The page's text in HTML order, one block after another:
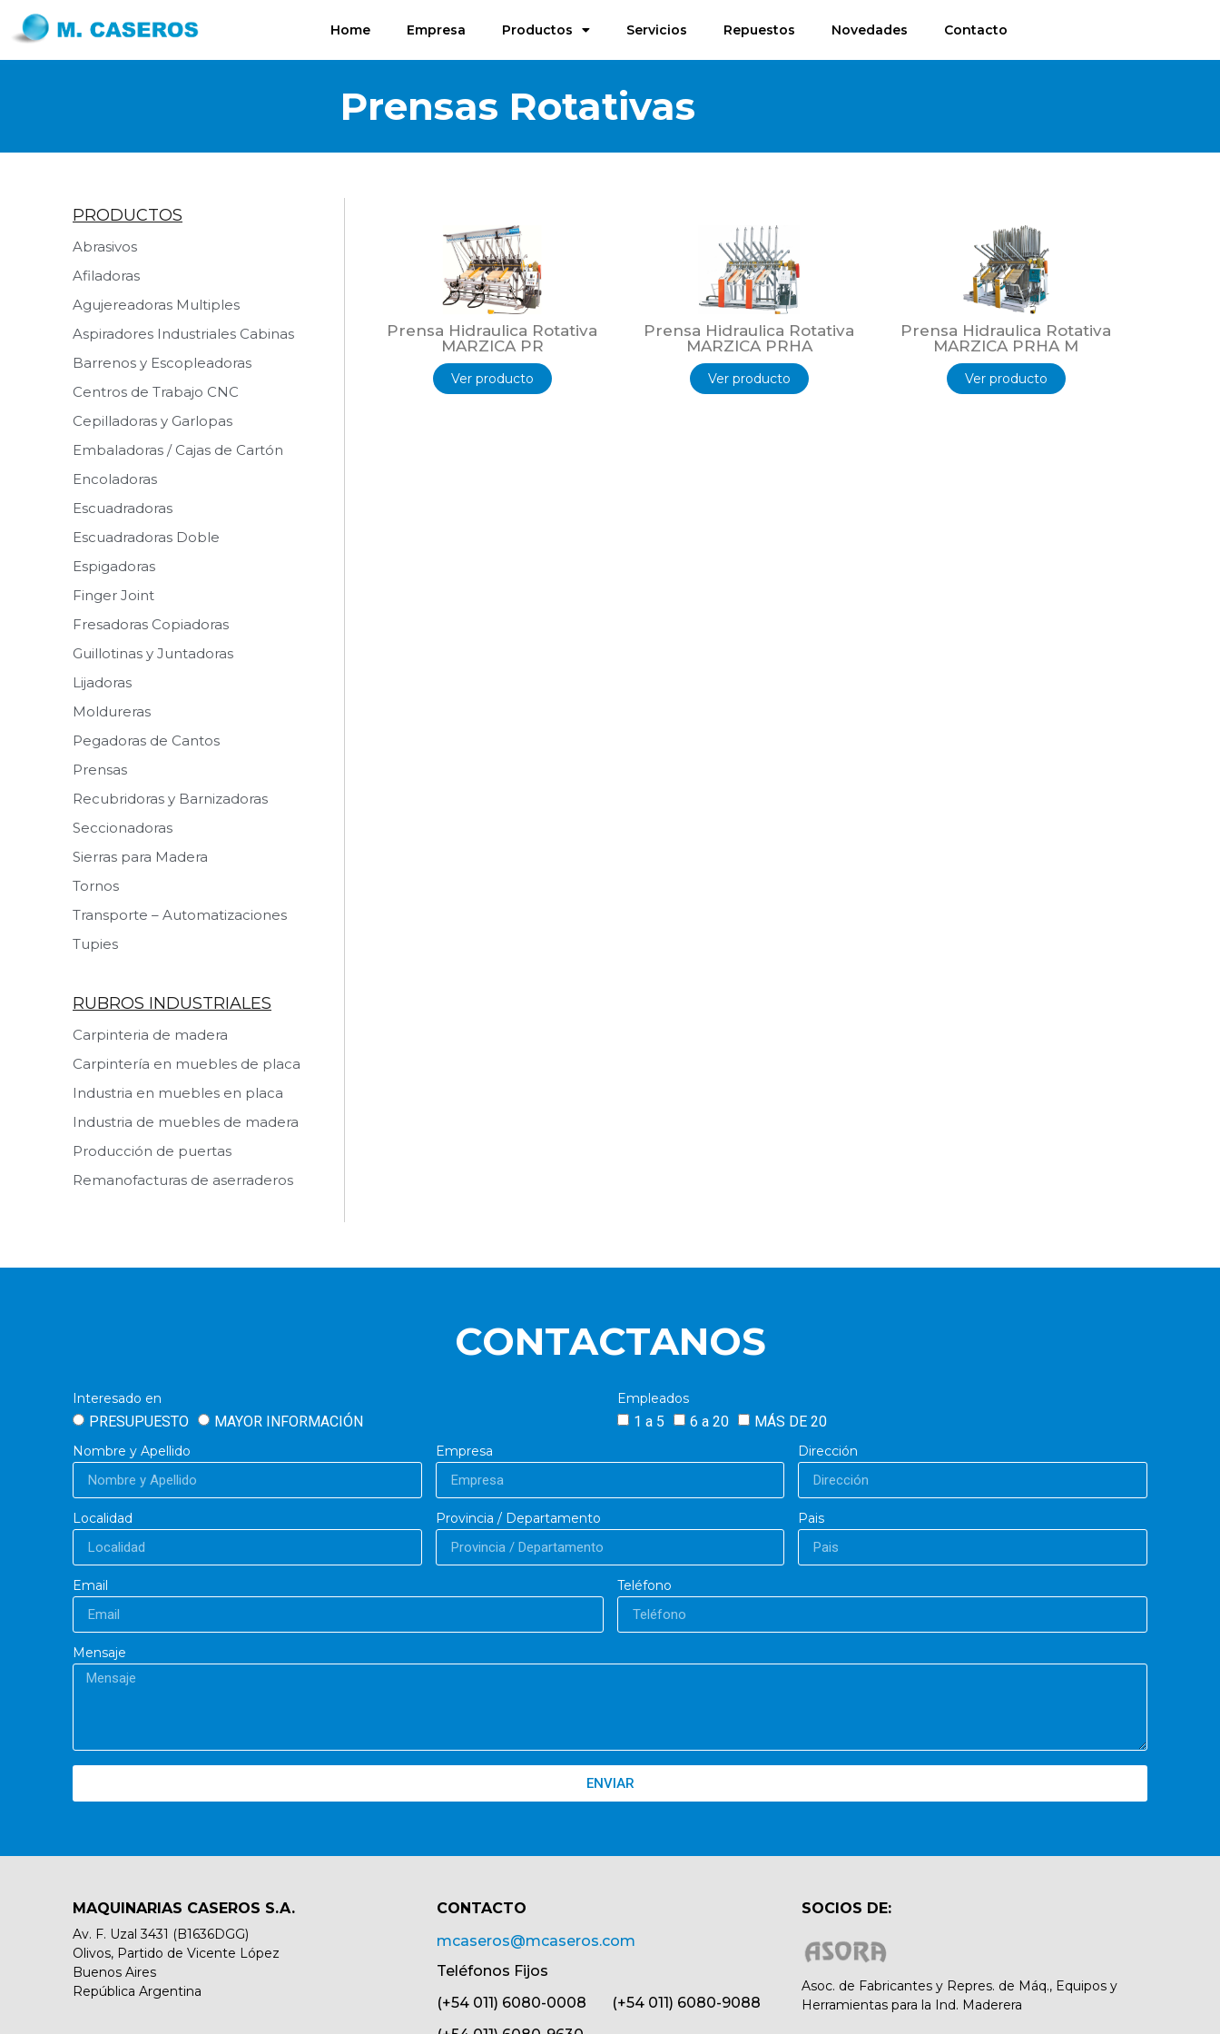
Home Empresa Productos Servicios Repuestos Novedades Contacto
Prensas Rotativas
PRODUCTOS
Abrasivos
Afiladoras
Agujereadoras Multiples
Aspiradores Industriales Cabinas
Barrenos y Escopleadoras
Centros de Trabajo CNC
Cepilladoras y Garlopas
Embaladoras / Cajas de Cartón
Encoladoras
Escuadradoras
Escuadradoras Doble
Espigadoras
Finger Joint
Fresadoras Copiadoras
Guillotinas y Juntadoras
Lijadoras
Moldureras
Pegadoras de Cantos
Prensas
Recubridoras y Barnizadoras
Seccionadoras
Sierras para Madera
Tornos
Transporte – Automatizaciones
Tupies
RUBROS INDUSTRIALES
Carpinteria de madera
Carpintería en muebles de placa
Industria en muebles en placa
Industria de muebles de madera
Producción de puertas
Remanofacturas de aserraderos
Prensa Hidraulica Rotativa
MARZICA PR
Ver producto
Prensa Hidraulica Rotativa
MARZICA PRHA
Ver producto
Prensa Hidraulica Rotativa
MARZICA PRHA M
Ver producto
CONTACTANOS
Interesado en
PRESUPUESTO MAYOR INFORMACIÓN
Empleados
1 a 5 6 a 20 MÁS DE 20
Nombre y Apellido Empresa Dirección
Localidad Provincia / Departamento Pais
Email Teléfono
Mensaje
ENVIAR
MAQUINARIAS CASEROS S.A.
Av. F. Uzal 3431 (B1636DGG)
Olivos, Partido de Vicente López
Buenos Aires
República Argentina
CONTACTO​
mcaseros@mcaseros.com
Teléfonos Fijos
(+54 011) 6080-0008 (+54 011) 6080-9088
SOCIOS DE:
Asoc. de Fabricantes y Repres. de Máq., Equipos y
Herramientas para la Ind. Maderera